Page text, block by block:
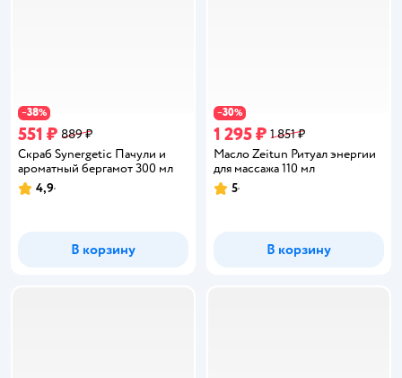
−38%
551 ₽ 889 ₽
Скраб Synergetic Пачули и
ароматный бергамот 300 мл
Рейтинг:
4,9
В корзину
−30%
1 295 ₽ 1 851 ₽
Масло Zeitun Ритуал энергии
для массажа 110 мл
Рейтинг:
5
В корзину